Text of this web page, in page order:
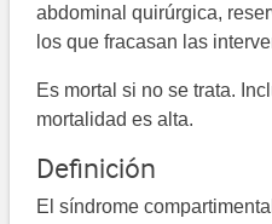
abdominal quirúrgica,
los que fracasan las
Es mortal si no se trata.
mortalidad es alta.
Definición
El síndrome